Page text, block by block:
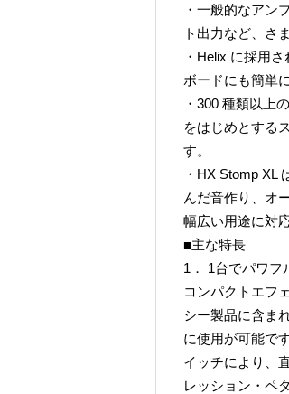
・一般的なアン
ト出力など、さ
・Helix に採用
ボードにも簡単
・300 種類以上
をはじめとする
す。
・HX Stomp XL
んだ音作り、オ
幅広い用途に対
■主な特長
1． 1台でパワフ
コンパクトエフ
シー製品に含ま
に使用が可能で
イッチにより、
レッション・ペ